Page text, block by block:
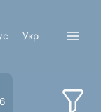
Укр